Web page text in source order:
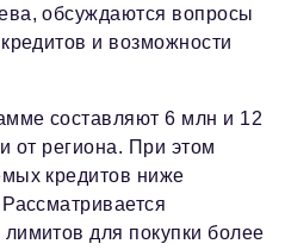
обсуждаются вопросы
и возможности
составляют 6 млн и 12
от региона. При этом
кредитов ниже
для покупки более